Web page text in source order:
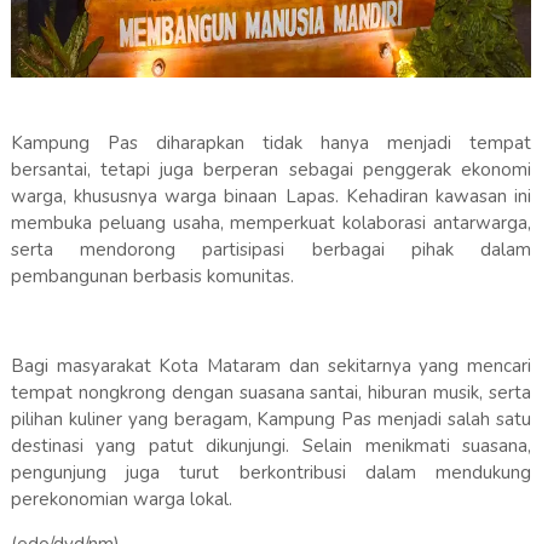
Kampung Pas diharapkan tidak hanya menjadi tempat
bersantai, tetapi juga berperan sebagai penggerak ekonomi
warga, khususnya warga binaan Lapas. Kehadiran kawasan ini
membuka peluang usaha, memperkuat kolaborasi antarwarga,
serta mendorong partisipasi berbagai pihak dalam
pembangunan berbasis komunitas.
Bagi masyarakat Kota Mataram dan sekitarnya yang mencari
tempat nongkrong dengan suasana santai, hiburan musik, serta
pilihan kuliner yang beragam, Kampung Pas menjadi salah satu
destinasi yang patut dikunjungi. Selain menikmati suasana,
pengunjung juga turut berkontribusi dalam mendukung
perekonomian warga lokal.